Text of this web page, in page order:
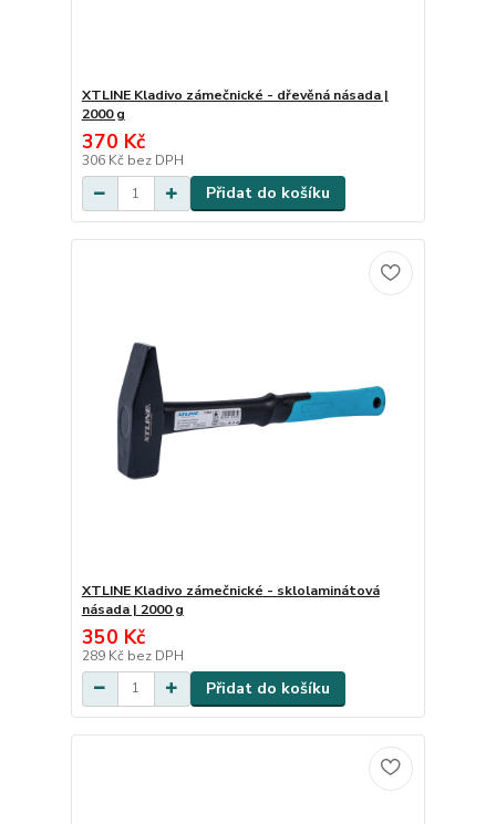
XTLINE Kladivo zámečnické - dřevěná násada |
2000 g
370 Kč
306 Kč bez DPH
Přidat do košíku
XTLINE Kladivo zámečnické - sklolaminátová
násada | 2000 g
350 Kč
289 Kč bez DPH
Přidat do košíku